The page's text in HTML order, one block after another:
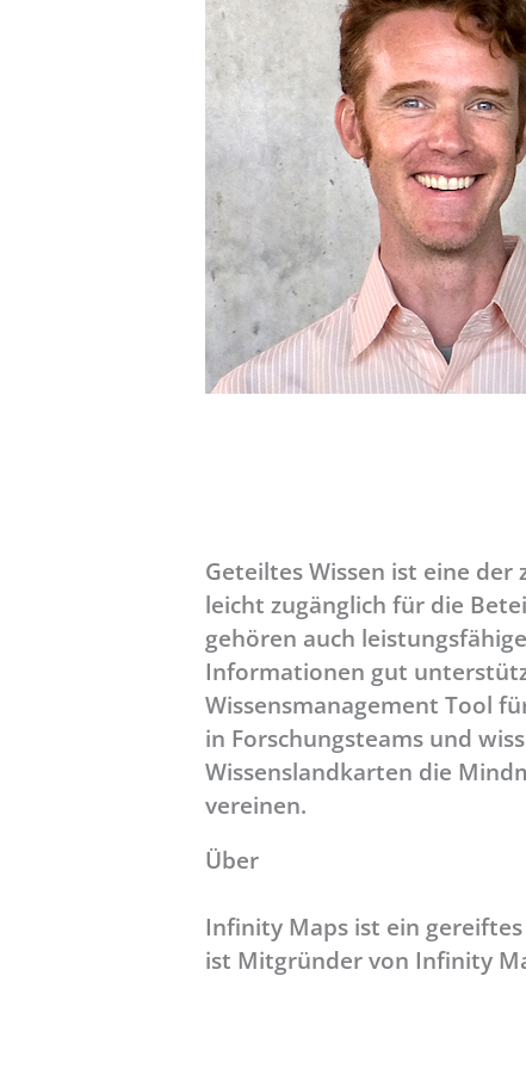
Geteiltes Wissen ist eine
leicht zugänglich für die
gehören auch
Informationen gut
Wissensmanagement Tool
in Forschungsteams und
Wissenslandkarten die
vereinen.
Über
Infinity Maps ist ein
ist Mitgründer von Infinity